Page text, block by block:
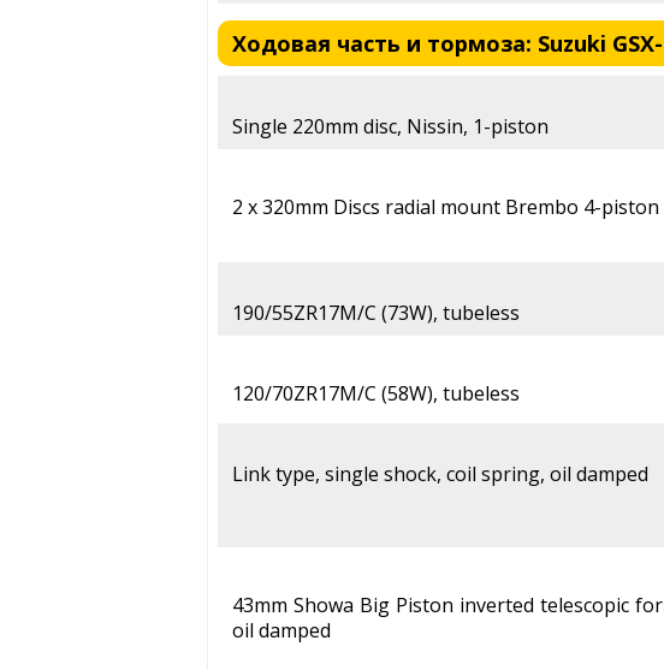
Ходовая часть и тормоза: Suzuki
Single 220mm disc, Nissin, 1-piston
2 x 320mm Discs radial mount Brembo 4-piston
190/55ZR17M/C (73W), tubeless
120/70ZR17M/C (58W), tubeless
Link type, single shock, coil spring, oil damped
43mm Showa Big Piston inverted telescopic
oil damped